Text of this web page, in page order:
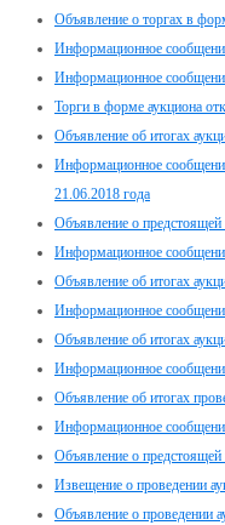
Объявление о торгах в
Информационное
Информационное
Торги в форме аукциона
Объявление об итогах
Информационное
21.06.2018 года
Объявление о предстоящей
Информационное
Объявление об итогах
Информационное
Объявление об итогах
Информационное
Объявление об итогах
Информационное
Объявление о предстоящей
Извещение о проведении
Объявление о проведении